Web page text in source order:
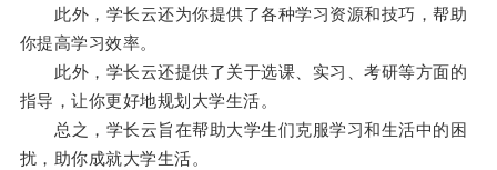
此外，学长云还为你提供了各种学习资源和技巧，帮助
你提高学习效率。
此外，学长云还提供了关于选课、实习、考研等方面的
指导，让你更好地规划大学生活。
总之，学长云旨在帮助大学生们克服学习和生活中的困
扰，助你成就大学生活。